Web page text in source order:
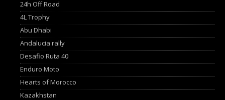
24h Off Road
4L Trophy
Abu Dhabi
Andalucia rally
Desafio Ruta 40
Enduro Moto
Hearts of Morocco
Kazakhstan